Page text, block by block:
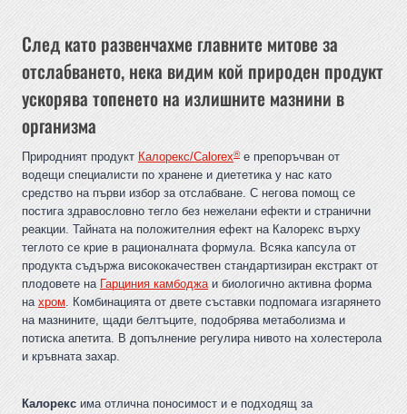
След като развенчахме главните митове за
отслабването, нека видим кой природен продукт
ускорява топенето на излишните мазнини в
организма
Природният продуктКалорекс/Calorex®е препоръчван от
водещи специалисти по хранене и диететика у нас като
средство на първи избор за отслабване. С негова помощ се
постига здравословно тегло без нежелани ефекти и странични
реакции. Тайната на положителния ефект на Калорекс върху
теглото се крие в рационалната формула. Всяка капсула от
продукта съдържа висококачествен стандартизиран екстракт от
плодовете на Гарциния камбоджаи биологично активна форма
на хром. Комбинацията от двете съставки подпомага изгарянето
на мазнините, щади белтъците, подобрява метаболизма и
потиска апетита. В допълнение регулира нивото на холестерола
и кръвната захар.
Калорекс има отлична поносимост и е подходящ за